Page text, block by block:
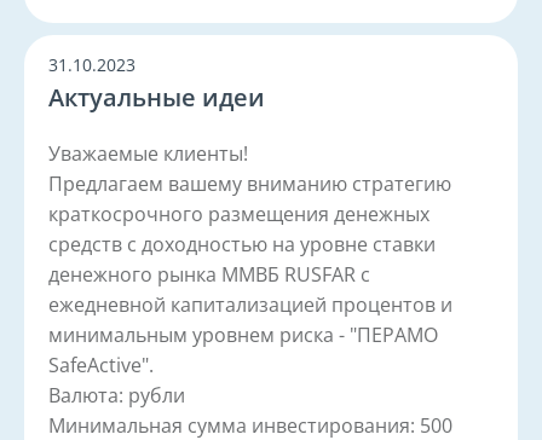
31.10.2023
Актуальные идеи
Уважаемые клиенты!
Предлагаем вашему вниманию стратегию
краткосрочного размещения денежных
средств с доходностью на уровне ставки
денежного рынка ММВБ RUSFAR с
ежедневной капитализацией процентов и
минимальным уровнем риска - "ПЕРАМО
SafeActive".
Валюта: рубли
Минимальная сумма инвестирования: 500